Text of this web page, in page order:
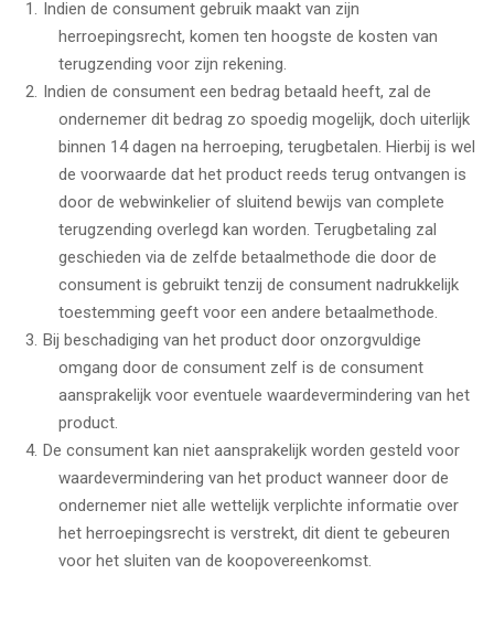
Indien de consument gebruik maakt van zijn
herroepingsrecht, komen ten hoogste de kosten van
terugzending voor zijn rekening.
Indien de consument een bedrag betaald heeft, zal de
ondernemer dit bedrag zo spoedig mogelijk, doch uiterlijk
binnen 14 dagen na herroeping, terugbetalen. Hierbij is wel
de voorwaarde dat het product reeds terug ontvangen is
door de webwinkelier of sluitend bewijs van complete
terugzending overlegd kan worden. Terugbetaling zal
geschieden via de zelfde betaalmethode die door de
consument is gebruikt tenzij de consument nadrukkelijk
toestemming geeft voor een andere betaalmethode.
Bij beschadiging van het product door onzorgvuldige
omgang door de consument zelf is de consument
aansprakelijk voor eventuele waardevermindering van het
product.
De consument kan niet aansprakelijk worden gesteld voor
waardevermindering van het product wanneer door de
ondernemer niet alle wettelijk verplichte informatie over
het herroepingsrecht is verstrekt, dit dient te gebeuren
voor het sluiten van de koopovereenkomst.